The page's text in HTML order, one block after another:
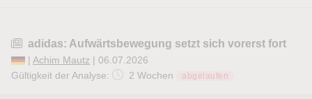
adidas: Aufwärtsbewegung setzt sich vorerst fort
| Achim Mautz | 06.07.2026
Gültigkeit der Analyse:
2 Wochen abgelaufen